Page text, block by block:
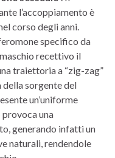
l’accoppiamento è
corso degli anni.
specifico da
recettivo il
traiettoria a “zig-zag”
sorgente del
un’uniforme
una
generando infatti un
naturali, rendendole